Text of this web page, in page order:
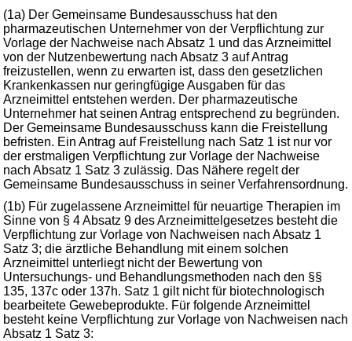
(1a) Der Gemeinsame Bundesausschuss hat den
pharmazeutischen Unternehmer von der Verpflichtung zur
Vorlage der Nachweise nach Absatz 1 und das Arzneimittel
von der Nutzenbewertung nach Absatz 3 auf Antrag
freizustellen, wenn zu erwarten ist, dass den gesetzlichen
Krankenkassen nur geringfügige Ausgaben für das
Arzneimittel entstehen werden. Der pharmazeutische
Unternehmer hat seinen Antrag entsprechend zu begründen.
Der Gemeinsame Bundesausschuss kann die Freistellung
befristen. Ein Antrag auf Freistellung nach Satz 1 ist nur vor
der erstmaligen Verpflichtung zur Vorlage der Nachweise
nach Absatz 1 Satz 3 zulässig. Das Nähere regelt der
Gemeinsame Bundesausschuss in seiner Verfahrensordnung.
(1b) Für zugelassene Arzneimittel für neuartige Therapien im
Sinne von § 4 Absatz 9 des Arzneimittelgesetzes besteht die
Verpflichtung zur Vorlage von Nachweisen nach Absatz 1
Satz 3; die ärztliche Behandlung mit einem solchen
Arzneimittel unterliegt nicht der Bewertung von
Untersuchungs- und Behandlungsmethoden nach den §§
135, 137c oder 137h. Satz 1 gilt nicht für biotechnologisch
bearbeitete Gewebeprodukte. Für folgende Arzneimittel
besteht keine Verpflichtung zur Vorlage von Nachweisen nach
Absatz 1 Satz 3: